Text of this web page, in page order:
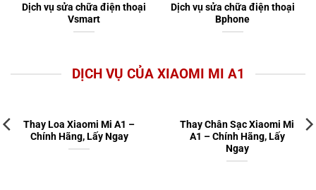
Dịch vụ sửa chữa điện thoại
Vsmart
Dịch vụ sửa chữa điện thoại
Bphone
DỊCH VỤ CỦA XIAOMI MI A1
Thay Loa Xiaomi Mi A1 –
Chính Hãng, Lấy Ngay
Thay Chân Sạc Xiaomi Mi
A1 – Chính Hãng, Lấy
Ngay